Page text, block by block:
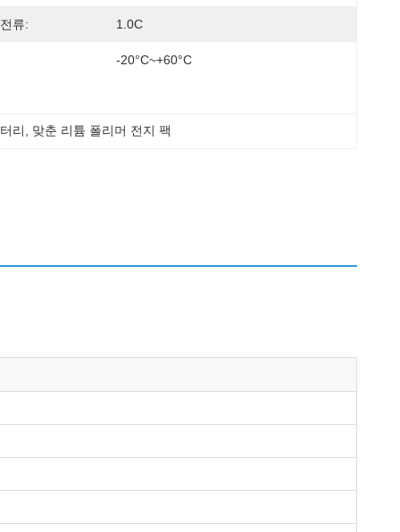
류: 1.0C
-20°C~+60°C
리 맞춘 리튬 폴리머 전지 팩